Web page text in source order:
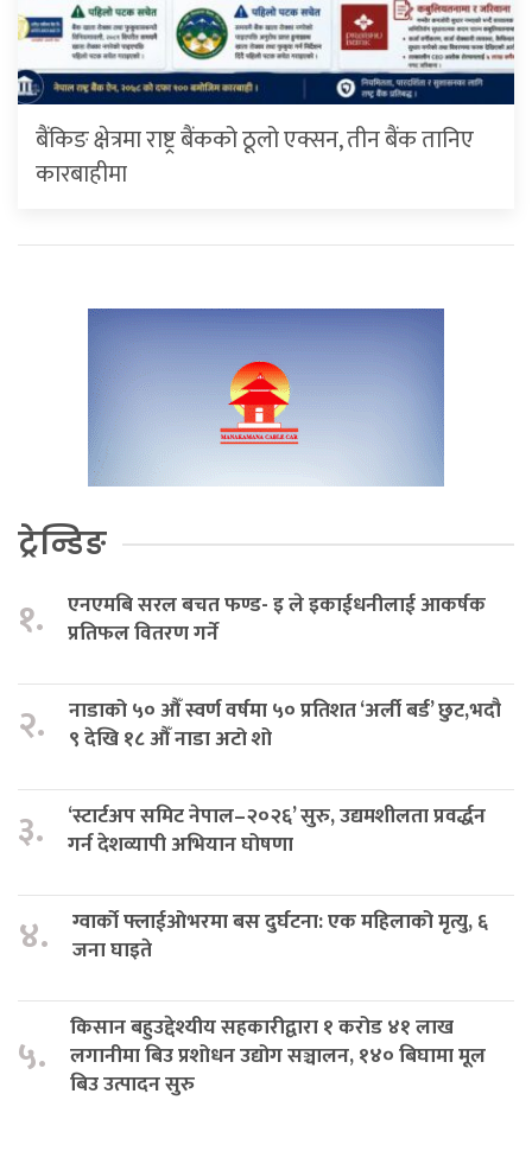
बैंकिङ क्षेत्रमा राष्ट्र बैंकको ठूलो एक्सन, तीन बैंक तानिए
कारबाहीमा
ट्रेन्डिङ
१.
एनएमबि सरल बचत फण्ड- इ ले इकाईधनीलाई आकर्षक
प्रतिफल वितरण गर्ने
२.
नाडाको ५० औँ स्वर्ण वर्षमा ५० प्रतिशत ‘अर्ली बर्ड’ छुट,भदौ
९ देखि १८ औँ नाडा अटो शो
३.
‘स्टार्टअप समिट नेपाल–२०२६’ सुरु, उद्यमशीलता प्रवर्द्धन
गर्न देशव्यापी अभियान घोषणा
४.
ग्वार्को फ्लाईओभरमा बस दुर्घटना: एक महिलाको मृत्यु, ६
जना घाइते
५.
किसान बहुउद्देश्यीय सहकारीद्वारा १ करोड ४१ लाख
लगानीमा बिउ प्रशोधन उद्योग सञ्चालन, १४० बिघामा मूल
बिउ उत्पादन सुरु